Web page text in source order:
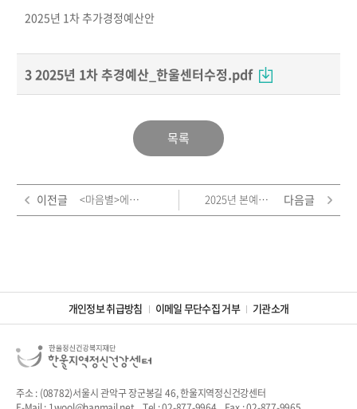
2025년 1차 추가경정예산안
3 2025년 1차 추경예산_한울센터수정.pdf
목록
이전글 <마음별>에서 당신의 이야기를 기다립니다. 2025년 본예산 보고 다음글
개인정보 취급방침 이메일 무단수집 거부 기관소개
주소 : (08782)서울시 관악구 장군봉길 46, 한울지역정신건강센터